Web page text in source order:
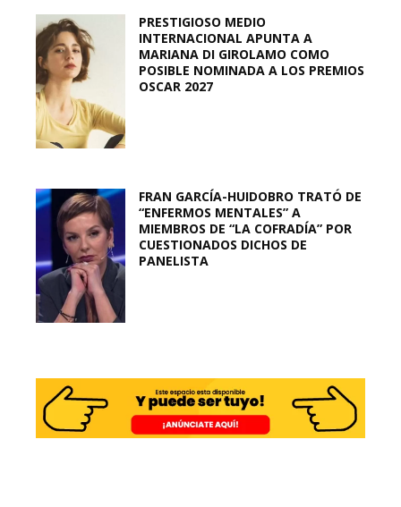
PRESTIGIOSO MEDIO
INTERNACIONAL APUNTA A
MARIANA DI GIROLAMO COMO
POSIBLE NOMINADA A LOS PREMIOS
OSCAR 2027
FRAN GARCÍA-HUIDOBRO TRATÓ DE
“ENFERMOS MENTALES” A
MIEMBROS DE “LA COFRADÍA” POR
CUESTIONADOS DICHOS DE
PANELISTA